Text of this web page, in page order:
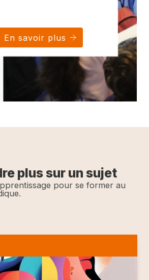
En savoir plus
plus sur un sujet
pour se former au